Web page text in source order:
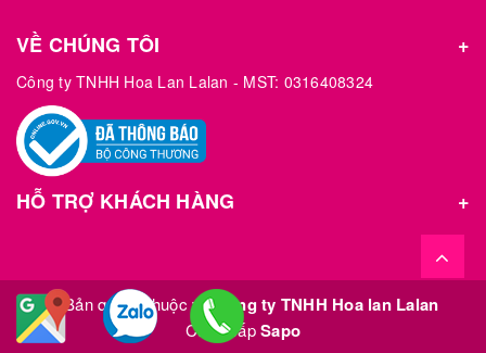
VỀ CHÚNG TÔI
Công ty TNHH Hoa Lan Lalan - MST: 0316408324
HỖ TRỢ KHÁCH HÀNG
© Bản quyền thuộc vềCông ty TNHH Hoa lan Lalan
Cung cấpSapo